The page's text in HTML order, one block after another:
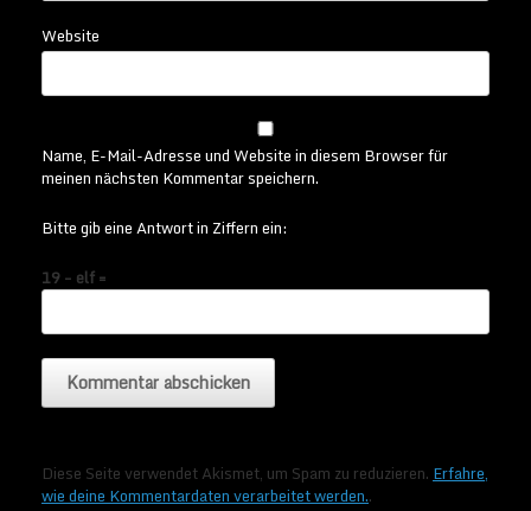
Website
Name, E-Mail-Adresse und Website in diesem Browser für
meinen nächsten Kommentar speichern.
Bitte gib eine Antwort in Ziffern ein:
19 − elf =
Diese Seite verwendet Akismet, um Spam zu reduzieren. Erfahre,
wie deine Kommentardaten verarbeitet werden..